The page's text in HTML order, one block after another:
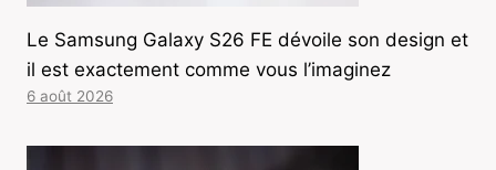
Le Samsung Galaxy S26 FE dévoile son design et
il est exactement comme vous l’imaginez
6 août 2026